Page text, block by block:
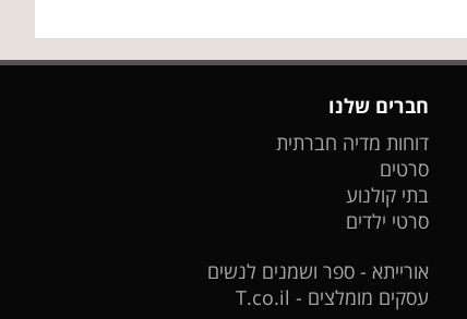
חברים שלנו
דוחות מדיה חברתית
סרטים
בתי קולנוע
סרטי ילדים
אורייתא - ספר ושמנים לנשים
עסקים מומלצים - T.co.il